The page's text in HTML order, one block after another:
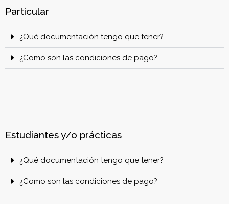
Particular
¿Qué documentación tengo que tener?
¿Como son las condiciones de pago?
Estudiantes y/o prácticas
¿Qué documentación tengo que tener?
¿Como son las condiciones de pago?